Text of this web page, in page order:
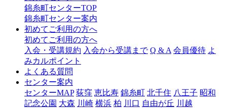
ャ
糸
錦糸町センターTOP
錦糸町センター案内
初めてご利用の方へ
初めてご利用の方へ
入会・受講規約 入会から受講まで Q & A 会員優待 よ
みカルポイント
よくある質問
センター案内
センターMAP 荻窪 恵比寿 錦糸町 北千住 八王子 昭和
記念公園 大森 川崎 横浜 柏 川口 自由が丘 川越